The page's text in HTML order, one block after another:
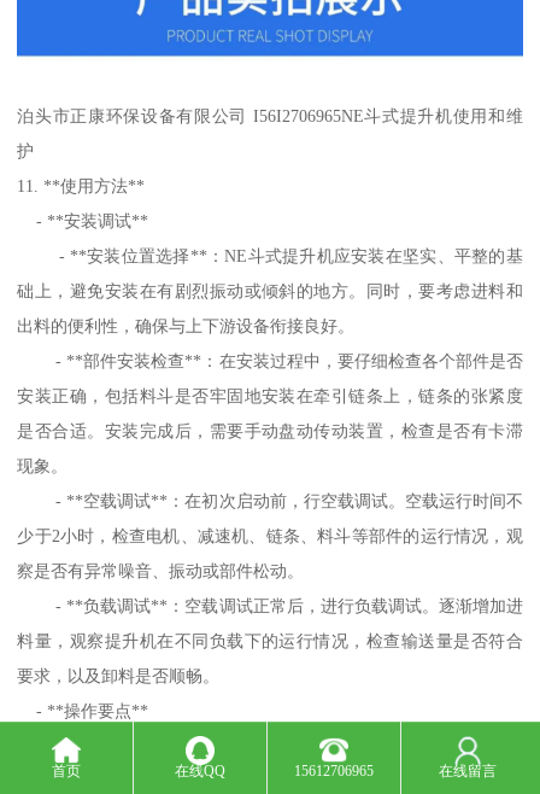
泊头市正康环保设备有限公司 I56I2706965NE斗式提升机使用和维
护
11. **使用方法**
- **安装调试**
- **安装位置选择**：NE斗式提升机应安装在坚实、平整的基
础上，避免安装在有剧烈振动或倾斜的地方。同时，要考虑进料和
出料的便利性，确保与上下游设备衔接良好。
- **部件安装检查**：在安装过程中，要仔细检查各个部件是否
安装正确，包括料斗是否牢固地安装在牵引链条上，链条的张紧度
是否合适。安装完成后，需要手动盘动传动装置，检查是否有卡滞
现象。
- **空载调试**：在初次启动前，行空载调试。空载运行时间不
少于2小时，检查电机、减速机、链条、料斗等部件的运行情况，观
察是否有异常噪音、振动或部件松动。
- **负载调试**：空载调试正常后，进行负载调试。逐渐增加进
料量，观察提升机在不同负载下的运行情况，检查输送量是否符合
要求，以及卸料是否顺畅。
- **操作要点**
- **进料控制**：要保持进料均匀，避免进料过快或过慢。进料
过快可能导致料斗过载，影响提升机的正常运行，甚至损坏设备；
首页 在线QQ 15612706965 在线留言